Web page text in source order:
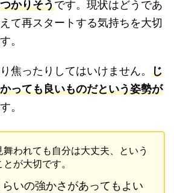
かりそうです。現状はどうであ
て再スタートする気持ちを大切
。
焦ったりしてはいけません。 じ
っても良いものだという姿勢が
。
われても自分は大丈夫、という
が大切です。
いの強かさがあってもよい